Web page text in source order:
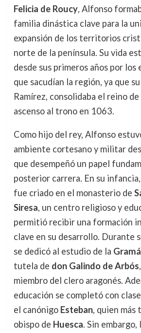
Felicia de Roucy, Alfonso
familia dinástica clave para la
expansión de los territorios
norte de la península. Su vida
desde sus primeros años por los
que sacudían la región, ya que
Ramírez, consolidaba el reino
ascenso al trono en 1063.
Como hijo del rey, Alfonso
ambiente cortesano y militar
que desempeñó un papel
posterior carrera. En su
fue criado en el monasterio de
Siresa, un centro religioso y
permitió recibir una formación
clave en su desarrollo. Durante
se dedicó al estudio de la
tutela de don Galindo de Arbós
miembro del clero aragonés.
educación se completó con
el canónigo Esteban, quien más
obispo de Huesca. Sin